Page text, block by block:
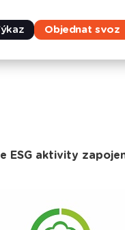
Objednat svoz
ESG aktivity